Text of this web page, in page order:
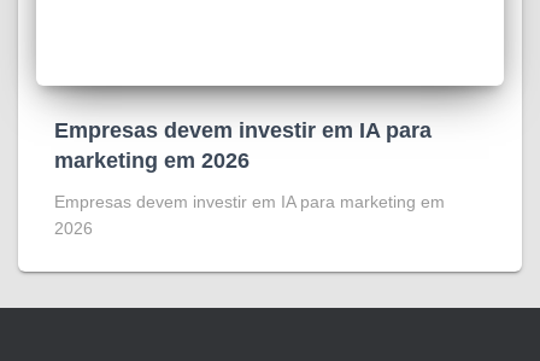
Empresas devem investir em IA para
marketing em 2026
Empresas devem investir em IA para marketing em
2026